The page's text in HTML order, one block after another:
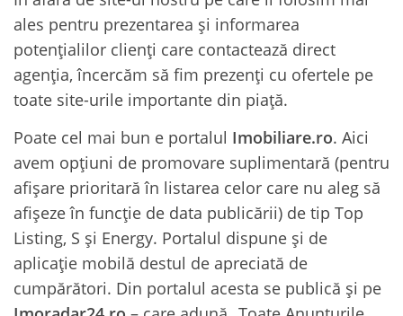
ales pentru prezentarea și informarea
potențialilor clienți care contactează direct
agenția, încercăm să fim prezenți cu ofertele pe
toate site-urile importante din piață.
Poate cel mai bun e portalul Imobiliare.ro. Aici
avem opțiuni de promovare suplimentară (pentru
afișare prioritară în listarea celor care nu aleg să
afișeze în funcție de data publicării) de tip Top
Listing, S și Energy. Portalul dispune și de
aplicație mobilă destul de apreciată de
cumpărători. Din portalul acesta se publică și pe